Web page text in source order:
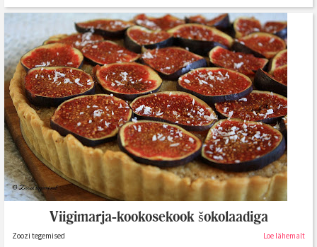
Viigimarja-kookosekook šokolaadiga
Zoozi tegemised Loe lähemalt